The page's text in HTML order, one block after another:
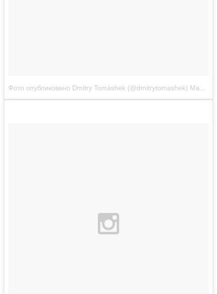
Фото опубликовано Dmitry Tomáshek (@dmitrytomashek) Май 17 2015 в 3:27 PDT